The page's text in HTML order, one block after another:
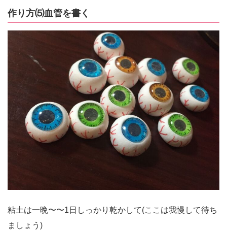
作り方⑸血管を書く
粘土は一晩〜〜1日しっかり乾かして(ここは我慢して待ち
ましょう)